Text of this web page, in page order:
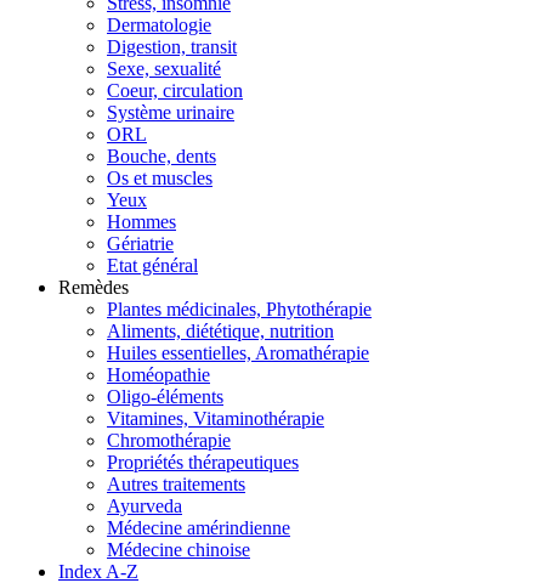
Dermatologie
Digestion, transit
Sexe, sexualité
Coeur, circulation
Système urinaire
ORL
Bouche, dents
Os et muscles
Yeux
Hommes
Gériatrie
Etat général
Remèdes
Plantes médicinales, Phytothérapie
Aliments, diététique, nutrition
Huiles essentielles, Aromathérapie
Homéopathie
Oligo-éléments
Vitamines, Vitaminothérapie
Chromothérapie
Propriétés thérapeutiques
Autres traitements
Ayurveda
Médecine amérindienne
Médecine chinoise
Index A-Z